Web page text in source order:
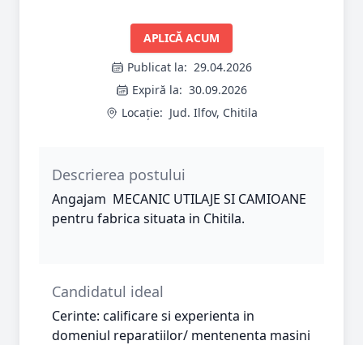
APLICĂ ACUM
Publicat la: 29.04.2026
Expiră la: 30.09.2026
Locație: Jud. Ilfov, Chitila
Descrierea postului
Angajam MECANIC UTILAJE SI CAMIOANE
pentru fabrica situata in Chitila.
Candidatul ideal
Cerinte: calificare si experienta in
domeniul reparatiilor/ mentenenta masini